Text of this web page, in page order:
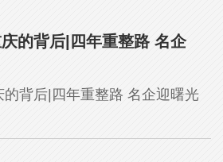
的背后|四年重整路 名企
背后|四年重整路 名企迎曙光